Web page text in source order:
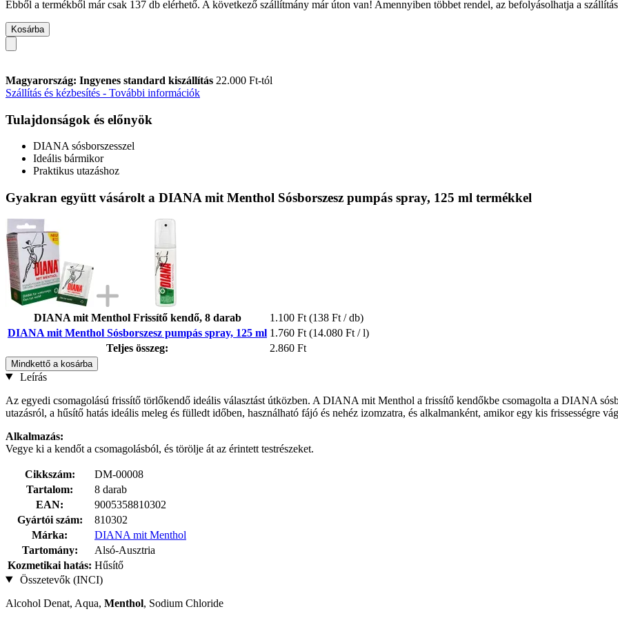
Ebből a termékből már csak 137 db elérhető. A következő szállítmány már úton van! Amennyiben többet rendel, az befolyásolhatja a
Kosárba
Magyarország: Ingyenes standard kiszállítás 22.000 Ft-tól
Szállítás és kézbesítés - További információk
Tulajdonságok és előnyök
DIANA sósborszesszel
Ideális bármikor
Praktikus utazáshoz
Gyakran együtt vásárolt a DIANA mit Menthol Sósborszesz pumpás spray, 125 ml termékkel
DIANA mit Menthol Frissítő kendő, 8 darab 1.100 Ft (138 Ft / db)
DIANA mit Menthol Sósborszesz pumpás spray, 125 ml 1.760 Ft (14.080 Ft / l)
Teljes összeg:
2.860 Ft
Mindkettő a kosárba
Leírás
Az egyedi csomagolású frissítő törlőkendő ideális választást útközben. A DIANA mit Menthol a frissítő kendőkbe csomagolta a DIANA
utazásról, a hűsítő hatás ideális meleg és fülledt időben, használható fájó és nehéz izomzatra, és alkalmanként, amikor egy kis frissességre
Alkalmazás:
Vegye ki a kendőt a csomagolásból, és törölje át az érintett testrészeket.
Cikkszám:
DM-00008
Tartalom:
8 darab
EAN:
9005358810302
Gyártói szám:
810302
Márka:
DIANA mit Menthol
Tartomány:
Alsó-Ausztria
Kozmetikai hatás: Hűsítő
Összetevők (INCI)
Alcohol Denat, Aqua, Menthol, Sodium Chloride